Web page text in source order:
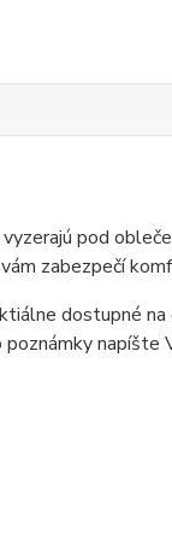
pod
zabezpečí
dostupné
napíšte